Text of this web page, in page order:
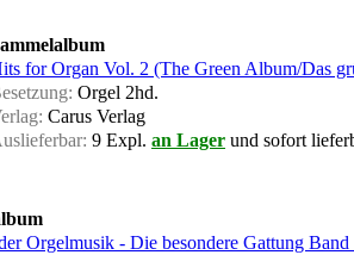
for Organ Vol. 2 (The Green Album/Das
Orgel 2hd.
Carus Verlag
9 Expl. an Lager und sofort
Orgelmusik - Die besondere Gattung Band